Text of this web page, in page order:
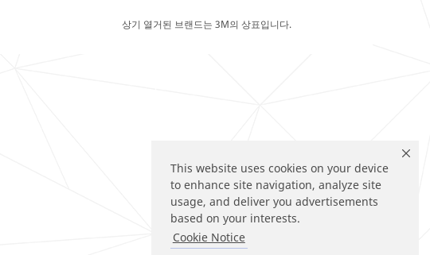
This website uses cookies on your device
to enhance site navigation, analyze site
usage, and deliver you advertisements
based on your interests.
Cookie Notice
상기 열거된 브랜드는 3M의 상표입니다.